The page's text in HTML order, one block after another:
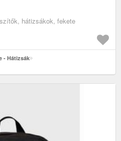
hátizsákok, fekete
- Hátizsák